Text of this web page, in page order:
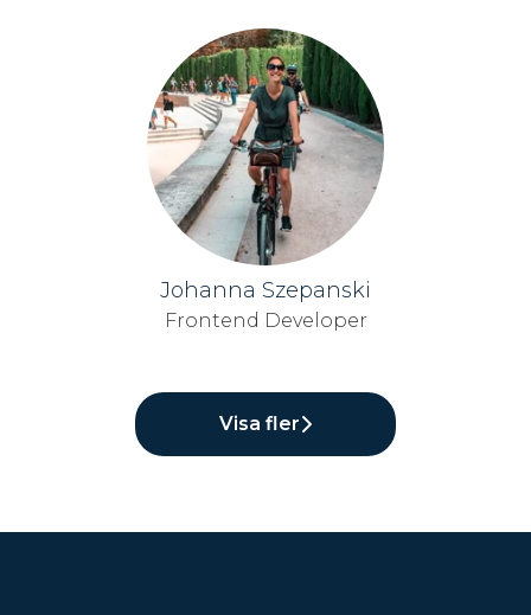
Johanna Szepanski
Frontend Developer
Visa fler